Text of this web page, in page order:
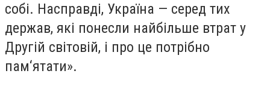
собі. Насправді, Україна — серед тих
держав, які понесли найбільше втрат у
Другій світовій, і про це потрібно
пам‘ятати».